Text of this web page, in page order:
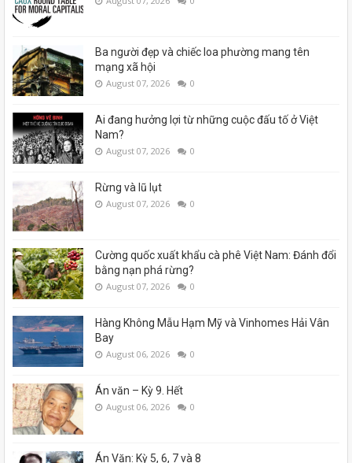
Ba người đẹp và chiếc loa phường mang tên
mạng xã hội
August 07, 2026 0
Ai đang hưởng lợi từ những cuộc đấu tố ở Việt
Nam?
August 07, 2026 0
Rừng và lũ lụt
August 07, 2026 0
Cường quốc xuất khẩu cà phê Việt Nam: Đánh đổi
bằng nạn phá rừng?
August 07, 2026 0
Hàng Không Mẫu Hạm Mỹ và Vinhomes Hải Vân
Bay
August 06, 2026 0
Án văn – Kỳ 9. Hết
August 06, 2026 0
Án Văn: Kỳ 5, 6, 7 và 8